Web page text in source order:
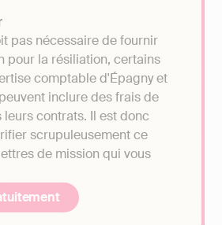
pas nécessaire de fournir
pour la résiliation, certains
comptable d'Épagny et
inclure des frais de
contrats. Il est donc
scrupuleusement ce
de mission qui vous